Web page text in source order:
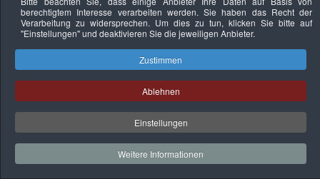
Datenschutzerklärung Urheberrechtsnachweise Nachhaltigkeit
Copyright © 2026. Bundesverband Deutscher
Sachverständiger und Fachgutachter e.V..
berechtigtem Interesse verarbeiten werden. Sie haben das Recht der
Verarbeitung zu widersprechen. Um dies zu tun, klicken Sie bitte auf
"Einstellungen"und deaktivieren Sie die jeweiligen Anbieter.
Zustimmen
Ablehnen
Einstellungen
Weitere Informationen